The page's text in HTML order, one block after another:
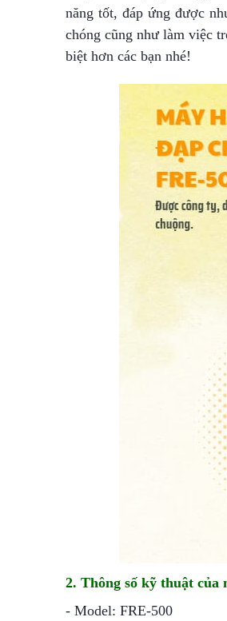
năng tốt, đáp ứng được
chóng cũng như làm việc
biệt hơn các bạn nhé!
2. Thông số kỹ thuật của
- Model: FRE-500